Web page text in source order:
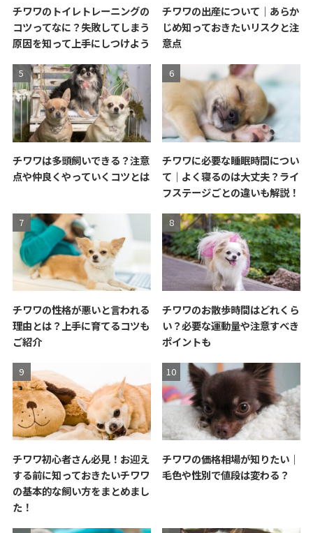
チワワのトイレトレーニングの
コツってなに？失敗してしまう
原因を知って上手にしつけよう
チワワの出産について｜あらか
じめ知っておきたいリスクと注
意点
チワワは多頭飼いできる？注意
点や仲良くやっていくコツとは
チワワに必要な睡眠時間につい
て｜よく寝るのは大丈夫？ライ
フステージごとの違いも解説！
チワワの性格が悪いと言われる
理由とは？上手に育てるコツも
ご紹介
チワワのお散歩時間はどれくら
い？必要な運動量や注意すべき
ポイントも
チワワ初心者さん必見！お迎え
する前に知っておきたいチワワ
の基本的な飼い方をまとめまし
た！
チワワの価格相場が知りたい｜
毛色や性別で値段は変わる？